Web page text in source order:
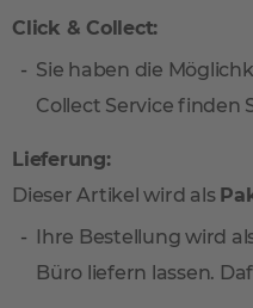
Click & Collect:
Sie haben die
Collect Service finden
Lieferung:
Dieser Artikel wird als
Ihre Bestellung wird
Büro liefern lassen.